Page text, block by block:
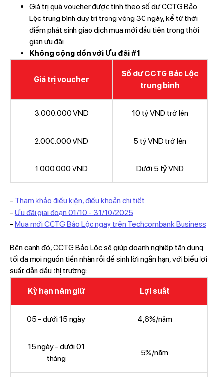
Giá trị quà voucher được tính theo số dư CCTG Bảo
Lộc trung bình duy trì trong vòng 30 ngày, kể từ thời
điểm phát sinh giao dịch mua mới đầu tiên trong thời
gian ưu đãi
Không cộng dồn với Ưu đãi #1
Giá trị voucher
Số dư CCTG Bảo Lộc
trung bình
3.000.000 VND 10 tỷ VND trở lên
2.000.000 VND 5 tỷ VND trở lên
1.000.000 VND Dưới 5 tỷ VND
- Tham khảo điều kiện, điều khoản chi tiết
- Ưu đãi giai đoạn 01/10 - 31/10/2025
- Mua mới CCTG Bảo Lộc ngay trên Techcombank Business
Bên cạnh đó, CCTG Bảo Lộc sẽ giúp doanh nghiệp tận dụng
tối đa mọi nguồn tiền nhàn rỗi để sinh lời ngắn hạn, với biểu lợi
suất dẫn đầu thị trường:
Kỳ hạn nắm giữ Lợi suất
05 - dưới 15 ngày 4,6%/năm
15 ngày - dưới 01​
tháng
5%/năm​